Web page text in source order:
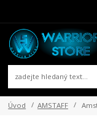
Úvod AMSTAFF